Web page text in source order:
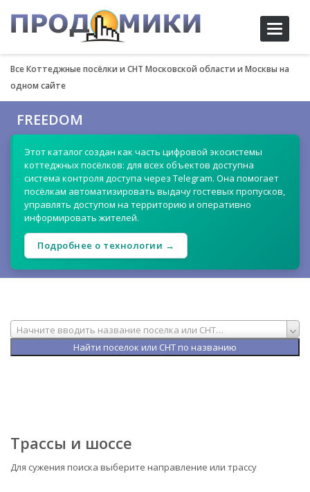
Toggle
Все Коттеджные посёлки и СНТ Московской области и Москвы на
одном сайте
FREEDOM
Этот каталог создан как часть цифровой экосистемы
коттеджных посёлков: для всех объектов доступна
система контроля доступа через Telegram. Она помогает
посёлкам автоматизировать выдачу гостевых пропусков,
управлять доступом на территорию и оперативно
информировать жителей.
Подробнее о технологии →
Начните вводить название поселка или СНТ…
Трассы и шоссе
Для сужения поиска выберите направление или трассу